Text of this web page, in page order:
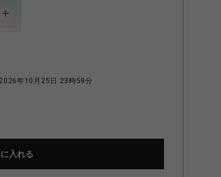
年10月25日 23時59分
入れる